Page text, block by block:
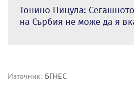
Тонино Пицула:
на Сърбия не може да я
Източник: БГНЕС